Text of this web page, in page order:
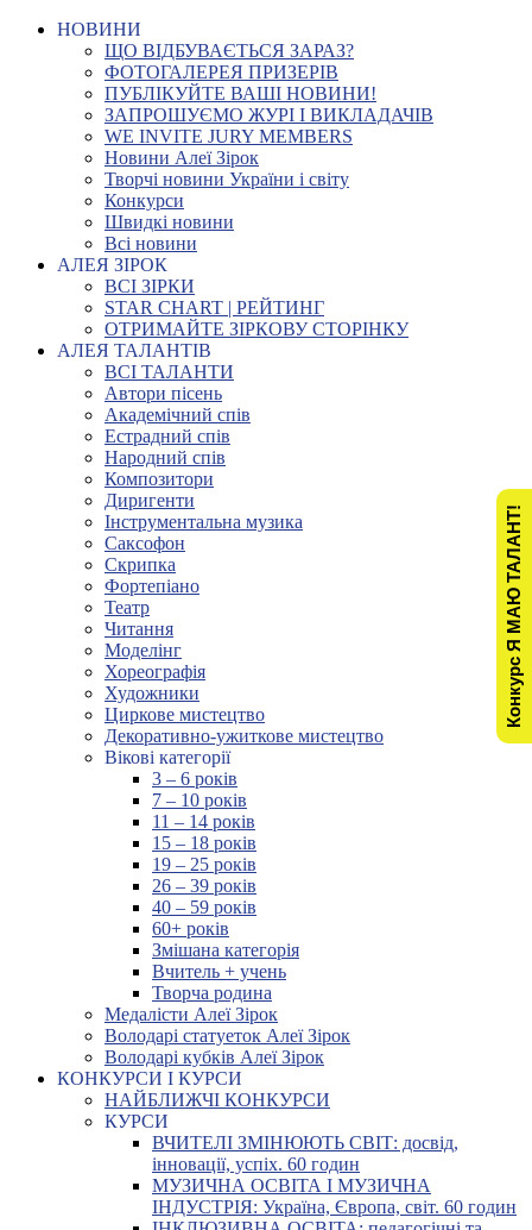
НОВИНИ
ЩО ВІДБУВАЄТЬСЯ ЗАРАЗ?
ФОТОГАЛЕРЕЯ ПРИЗЕРІВ
ПУБЛІКУЙТЕ ВАШІ НОВИНИ!
ЗАПРОШУЄМО ЖУРІ І ВИКЛАДАЧІВ
WE INVITE JURY MEMBERS
Новини Алеї Зірок
Творчі новини України і світу
Конкурси
Швидкі новини
Всі новини
АЛЕЯ ЗІРОК
ВСІ ЗІРКИ
STAR CHART | РЕЙТИНГ
ОТРИМАЙТЕ ЗІРКОВУ СТОРІНКУ
АЛЕЯ ТАЛАНТІВ
ВСІ ТАЛАНТИ
Автори пісень
Академічний спів
Естрадний спів
Народний спів
Композитори
Диригенти
Інструментальна музика
Саксофон
Скрипка
Фортепіано
Театр
Читання
Моделінг
Хореографія
Художники
Циркове мистецтво
Декоративно-ужиткове мистецтво
Вікові категорії
3 – 6 років
7 – 10 років
11 – 14 років
15 – 18 років
19 – 25 років
26 – 39 років
40 – 59 років
60+ років
Змішана категорія
Вчитель + учень
Творча родина
Медалісти Алеї Зірок
Володарі статуеток Алеї Зірок
Володарі кубків Алеї Зірок
КОНКУРСИ І КУРСИ
НАЙБЛИЖЧІ КОНКУРСИ
КУРСИ
ВЧИТЕЛІ ЗМІНЮЮТЬ СВІТ: досвід,
інновації, успіх. 60 годин
МУЗИЧНА ОСВІТА І МУЗИЧНА
ІНДУСТРІЯ: Україна, Європа, світ. 60 годин
Конкурс Я МАЮ ТАЛАНТ!